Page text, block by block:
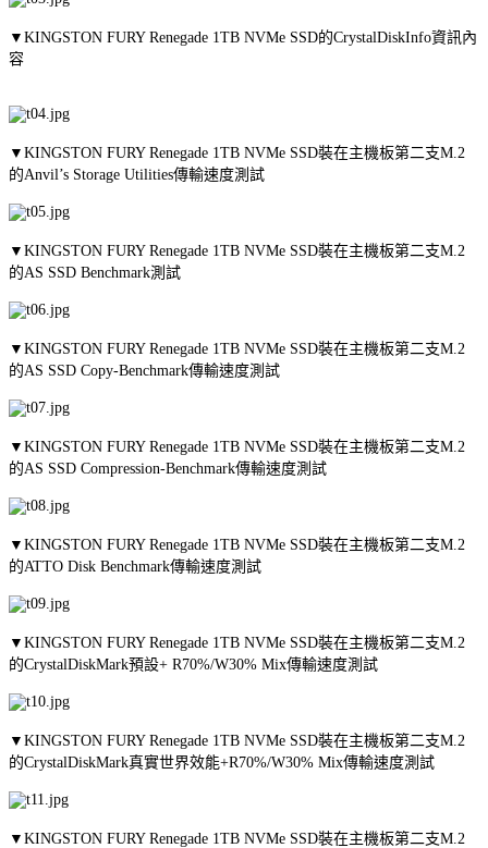
▼KINGSTON FURY Renegade 1TB NVMe SSD的CrystalDiskInfo資訊內
容
▼KINGSTON FURY Renegade 1TB NVMe SSD裝在主機板第二支M.2
的Anvil’s Storage Utilities傳輸速度測試
▼KINGSTON FURY Renegade 1TB NVMe SSD裝在主機板第二支M.2
的AS SSD Benchmark測試
▼KINGSTON FURY Renegade 1TB NVMe SSD裝在主機板第二支M.2
的AS SSD Copy-Benchmark傳輸速度測試
▼KINGSTON FURY Renegade 1TB NVMe SSD裝在主機板第二支M.2
的AS SSD Compression-Benchmark傳輸速度測試
▼KINGSTON FURY Renegade 1TB NVMe SSD裝在主機板第二支M.2
的ATTO Disk Benchmark傳輸速度測試
▼KINGSTON FURY Renegade 1TB NVMe SSD裝在主機板第二支M.2
的CrystalDiskMark預設+ R70%/W30% Mix傳輸速度測試
▼KINGSTON FURY Renegade 1TB NVMe SSD裝在主機板第二支M.2
的CrystalDiskMark真實世界效能+R70%/W30% Mix傳輸速度測試
▼KINGSTON FURY Renegade 1TB NVMe SSD裝在主機板第二支M.2